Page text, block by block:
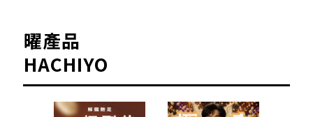
曜產品
HACHIYO